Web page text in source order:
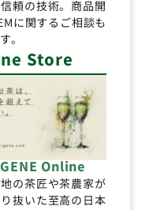
頼の技術。商品開
に関するご相談も
。
Store
Online
の茶匠や茶農家が
抜いた至高の日本